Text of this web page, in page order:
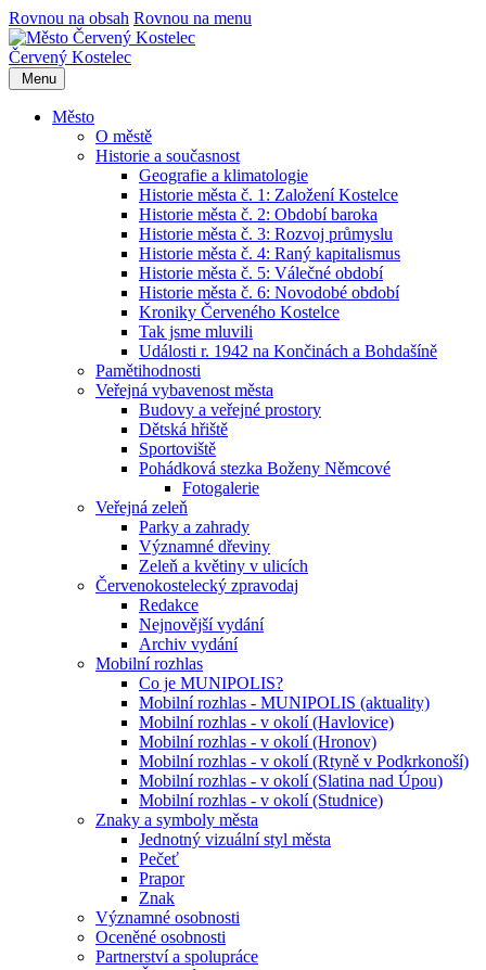
Rovnou na obsah Rovnou na menu
Červený Kostelec
Menu
Město
O městě
Historie a současnost
Geografie a klimatologie
Historie města č. 1: Založení Kostelce
Historie města č. 2: Období baroka
Historie města č. 3: Rozvoj průmyslu
Historie města č. 4: Raný kapitalismus
Historie města č. 5: Válečné období
Historie města č. 6: Novodobé období
Kroniky Červeného Kostelce
Tak jsme mluvili
Události r. 1942 na Končinách a Bohdašíně
Pamětihodnosti
Veřejná vybavenost města
Budovy a veřejné prostory
Dětská hřiště
Sportoviště
Pohádková stezka Boženy Němcové
Fotogalerie
Veřejná zeleň
Parky a zahrady
Významné dřeviny
Zeleň a květiny v ulicích
Červenokostelecký zpravodaj
Redakce
Nejnovější vydání
Archiv vydání
Mobilní rozhlas
Co je MUNIPOLIS?
Mobilní rozhlas - MUNIPOLIS (aktuality)
Mobilní rozhlas - v okolí (Havlovice)
Mobilní rozhlas - v okolí (Hronov)
Mobilní rozhlas - v okolí (Rtyně v Podkrkonoší)
Mobilní rozhlas - v okolí (Slatina nad Úpou)
Mobilní rozhlas - v okolí (Studnice)
Znaky a symboly města
Jednotný vizuální styl města
Pečeť
Prapor
Znak
Významné osobnosti
Oceněné osobnosti
Partnerství a spolupráce